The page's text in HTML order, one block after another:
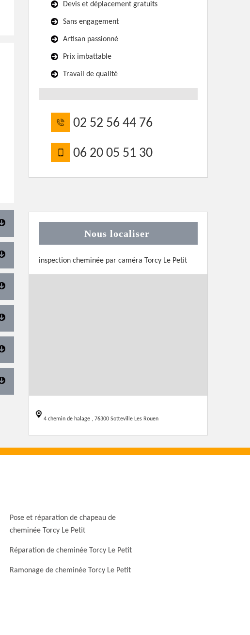
Devis et déplacement gratuits
Sans engagement
Artisan passionné
Prix imbattable
Travail de qualité
02 52 56 44 76
06 20 05 51 30
Nous localiser
inspection cheminée par caméra Torcy Le Petit
4 chemin de halage , 76300 Sotteville Les Rouen
Pose et réparation de chapeau de
cheminée Torcy Le Petit
Réparation de cheminée Torcy Le Petit
Ramonage de cheminée Torcy Le Petit